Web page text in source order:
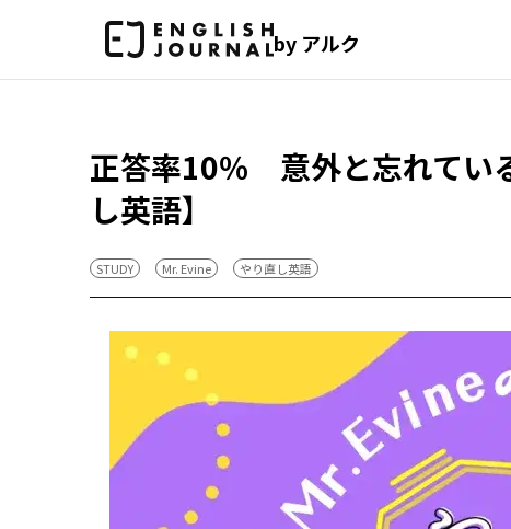
by アルク
正答率10％ 意外と忘れてい
し英語】
STUDY Mr. Evine やり直し英語